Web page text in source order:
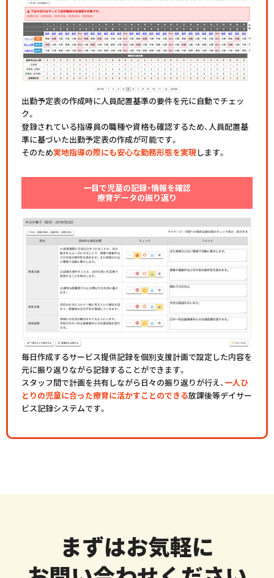
出勤予定表の作成時に人員配置基準の要件を元に自動でチェッ
ク。
登録されている指導員の職種や資格も確認するため、人員配置基
準に基づいた出勤予定表の作成が可能です。
そのため実地指導の際にも安心な勤務形態を実現します。
一目で児童の記録・情報を確認
療育データの振り返り
毎日作成するサービス提供記録を個別支援計画で設定した内容を
元に振り返りながら記録することができます。
スタッフ間で計画を共有しながら日々の振り返りが行え、 一人ひ
とりの児童に合った療育に活かすことのできる放課後等デイサー
ビス記録システムです。
まずはお気軽に